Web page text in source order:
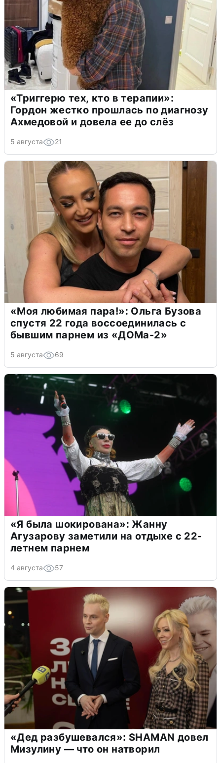
«Триггерю тех, кто в терапии»:
Гордон жестко прошлась по диагнозу
Ахмедовой и довела ее до слёз
5 августа 21
«Моя любимая пара!»: Ольга Бузова
спустя 22 года воссоединилась с
бывшим парнем из «ДОМа-2»
5 августа 69
«Я была шокирована»: Жанну
Агузарову заметили на отдыхе с 22-
летнем парнем
4 августа 57
«Дед разбушевался»: SHAMAN довел
Мизулину — что он натворил